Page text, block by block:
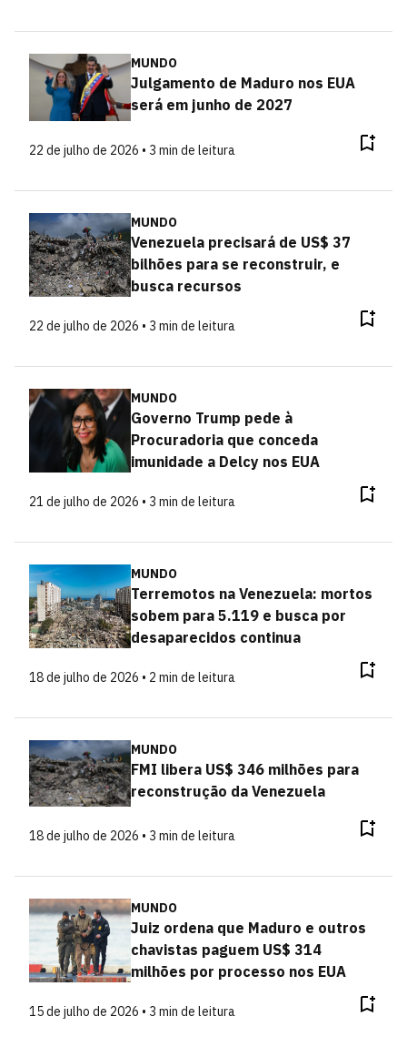
MUNDO
Julgamento de Maduro nos EUA
será em junho de 2027
22 de julho de 2026 • 3 min de leitura
MUNDO
Venezuela precisará de US$ 37
bilhões para se reconstruir, e
busca recursos
22 de julho de 2026 • 3 min de leitura
MUNDO
Governo Trump pede à
Procuradoria que conceda
imunidade a Delcy nos EUA
21 de julho de 2026 • 3 min de leitura
MUNDO
Terremotos na Venezuela: mortos
sobem para 5.119 e busca por
desaparecidos continua
18 de julho de 2026 • 2 min de leitura
MUNDO
FMI libera US$ 346 milhões para
reconstrução da Venezuela
18 de julho de 2026 • 3 min de leitura
MUNDO
Juiz ordena que Maduro e outros
chavistas paguem US$ 314
milhões por processo nos EUA
15 de julho de 2026 • 3 min de leitura